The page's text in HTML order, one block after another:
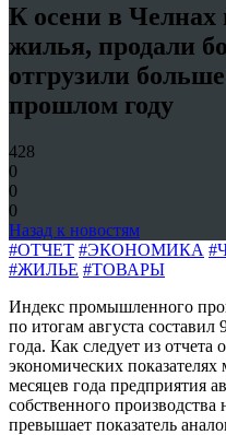
К осени в Челнах
жилья, продали
отгрузили
прошлом году
428
0
0
0
Назад к новостям
#ОТЧЕТ #ЭКОНОМИКА
#ЖИЛЬЕ #ТОВАРЫ
Индекс промышленного
по итогам августа
года. Как следует из
экономических
месяцев года предприятия
собственного
превышает показатель